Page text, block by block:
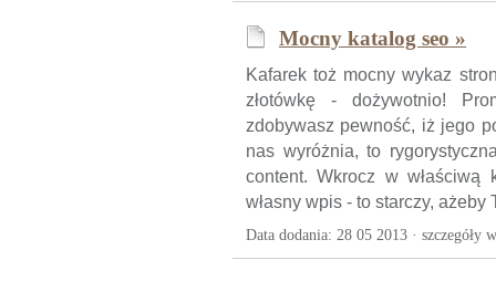
Mocny katalog seo »
Kafarek toż mocny wykaz
złotówkę - dożywotnio!
zdobywasz pewność, iż jego
nas wyróżnia, to
content. Wkrocz w właściwą
własny wpis - to starczy,
Data dodania: 28 05 2013 · szczegóły